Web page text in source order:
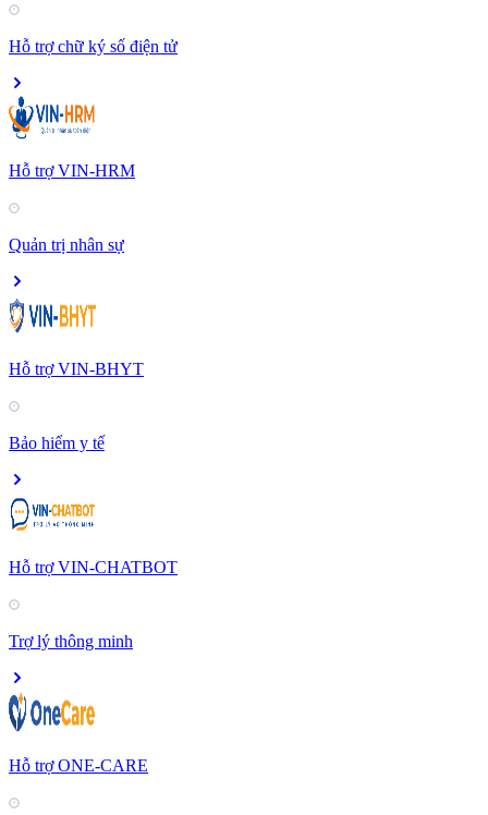
Hỗ trợ chữ ký số điện tử
Hỗ trợ VIN-HRM
Quản trị nhân sự
Hỗ trợ VIN-BHYT
Bảo hiểm y tế
Hỗ trợ VIN-CHATBOT
Trợ lý thông minh
Hỗ trợ ONE-CARE